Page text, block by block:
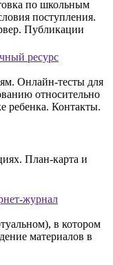
по школьным
поступления.
Публикации
ресурс
Онлайн-тесты для
относительно
ребенка. Контакты.
План-карта и
журнал
в котором
материалов в